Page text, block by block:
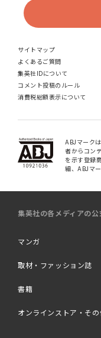
サイトマップ
よくあるご質問
集英社IDについて
コメント投稿のルール
消費税総額表示について
ABJマーク
者からコン
を示す登録
細、ABJマ
集英社の各メディアの公
マンガ
取材・ファッション誌
書籍
オンラインストア・そ